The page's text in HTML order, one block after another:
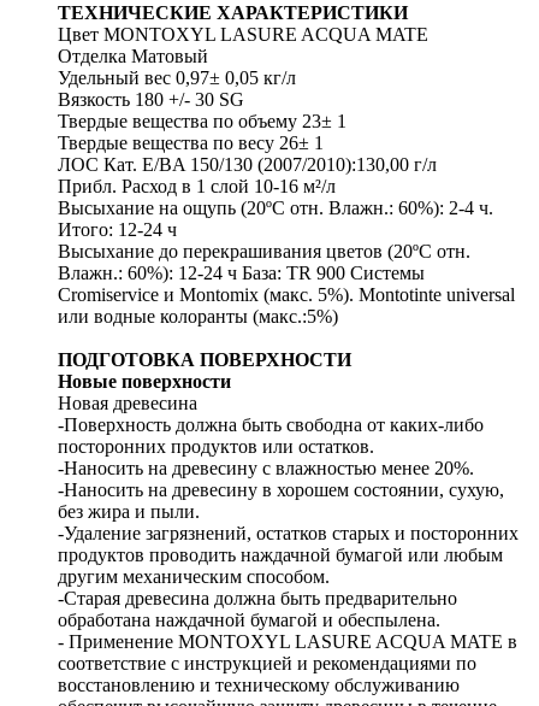
ТЕХНИЧЕСКИЕ ХАРАКТЕРИСТИКИ
Цвет MONTOXYL LASURE ACQUA MATE
Отделка Матовый
Удельный вес 0,97± 0,05 кг/л
Вязкость 180 +/- 30 SG
Твердые вещества по объему 23± 1
Твердые вещества по весу 26± 1
ЛОС Кат. E/BA 150/130 (2007/2010):130,00 г/л
Прибл. Расход в 1 слой 10-16 м²/л
Высыхание на ощупь (20ºC отн. Влажн.: 60%): 2-4 ч.
Итого: 12-24 ч
Высыхание до перекрашивания цветов (20ºC отн.
Влажн.: 60%): 12-24 ч База: TR 900 Системы
Cromiservice и Montomix (макс. 5%). Montotinte universal
или водные колоранты (макс.:5%)
ПОДГОТОВКА ПОВЕРХНОСТИ
Новые поверхности
Новая древесина
-Поверхность должна быть свободна от каких-либо
посторонних продуктов или остатков.
-Наносить на древесину с влажностью менее 20%.
-Наносить на древесину в хорошем состоянии, сухую,
без жира и пыли.
-Удаление загрязнений, остатков старых и посторонних
продуктов проводить наждачной бумагой или любым
другим механическим способом.
-Старая древесина должна быть предварительно
обработана наждачной бумагой и обеспылена.
- Применение MONTOXYL LASURE ACQUA MATE в
соответствие с инструкцией и рекомендациями по
восстановлению и техническому обслуживанию